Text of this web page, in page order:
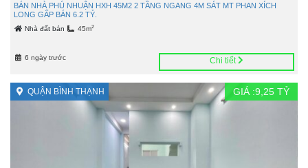
BÁN NHÀ PHÚ NHUẬN HXH 45M2 2 TẦNG NGANG 4M SÁT MT PHAN XÍCH
LONG GẤP BÁN 6.2 TỶ.
Nhà đất bán 45m2
6 ngày trước Chi tiết
QUẬN BÌNH THẠNH GIÁ :9,25 TỶ